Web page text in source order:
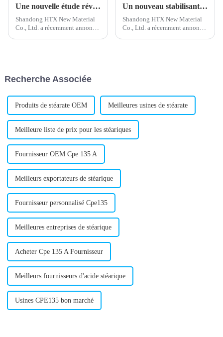
Une nouvelle étude révèle les risques potentiels du polyéthylène chloré
Shandong HTX New Material
Co., Ltd. a récemment annoncé
Un nouveau stabilisant calcium-zinc dévoilé pour une meilleure stabilité du produit
Shandong HTX New Material
Co., Ltd. a récemment annoncé
Recherche Associée
Produits de stéarate OEM Meilleures usines de stéarate
Meilleure liste de prix pour les stéariques
Fournisseur OEM Cpe 135 A
Meilleurs exportateurs de stéarique
Fournisseur personnalisé Cpe135
Meilleures entreprises de stéarique
Acheter Cpe 135 A Fournisseur
Meilleurs fournisseurs d'acide stéarique
Usines CPE135 bon marché